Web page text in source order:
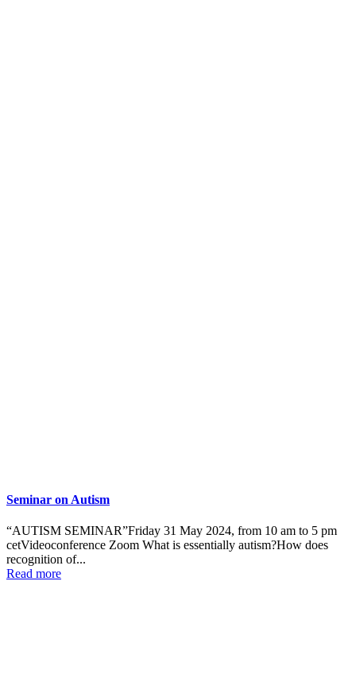
Seminar on Autism
“AUTISM SEMINAR”Friday 31 May 2024, from 10 am to 5 pm
cetVideoconference Zoom What is essentially autism?How does
recognition of...
Read more